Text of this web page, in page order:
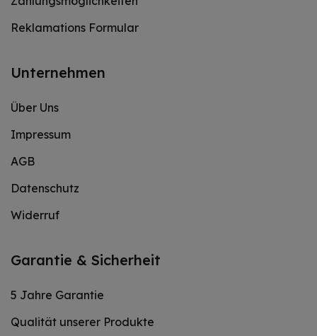
Reklamations Formular
Unternehmen
Über Uns
Impressum
AGB
Datenschutz
Widerruf
Garantie & Sicherheit
5 Jahre Garantie
Qualität unserer Produkte